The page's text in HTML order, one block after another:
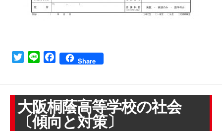
TwitterLine FacebookShare
大阪桐蔭高等学校の社会
〔傾向と対策〕